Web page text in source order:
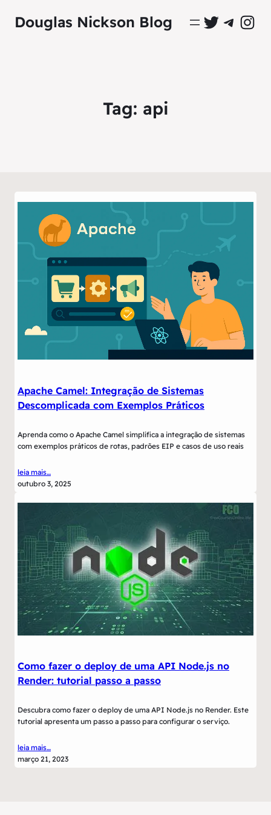
Douglas Nickson Blog Perfil Oficial no Twitter
Grupo Oficial no
Perfil
Tag: api
Apache Camel: Integração de Sistemas
Descomplicada com Exemplos Práticos
Aprenda como o Apache Camel simplifica a integração de sistemas
com exemplos práticos de rotas, padrões EIP e casos de uso reais
leia mais…
outubro 3, 2025
Como fazer o deploy de uma API Node.js no
Render: tutorial passo a passo
Descubra como fazer o deploy de uma API Node.js no Render. Este
tutorial apresenta um passo a passo para configurar o serviço.
leia mais…
março 21, 2023